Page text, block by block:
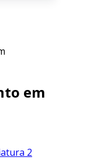
em